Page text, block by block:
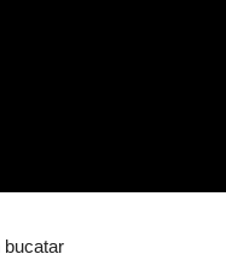
bucatar